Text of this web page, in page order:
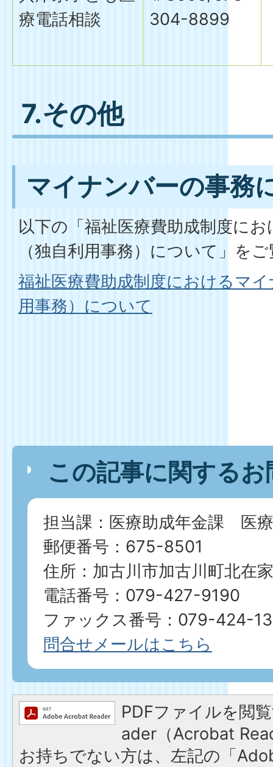
療電話相談
304-8899
7.その他
マイナンバーの事務
以下の「福祉医療費助成制度に
（独自利用事務）について」を
福祉医療費助成制度におけるマ
用事務）について
この記事に関する
担当課：医療助成年金課 医
郵便番号：675-8501
住所：加古川市加古川町北在
電話番号：079-427-9190
ファックス番号：079-424-
問合せメールはこちら
PDFファイルを閲
ader（Acrobat
お持ちでない方は、左記の「